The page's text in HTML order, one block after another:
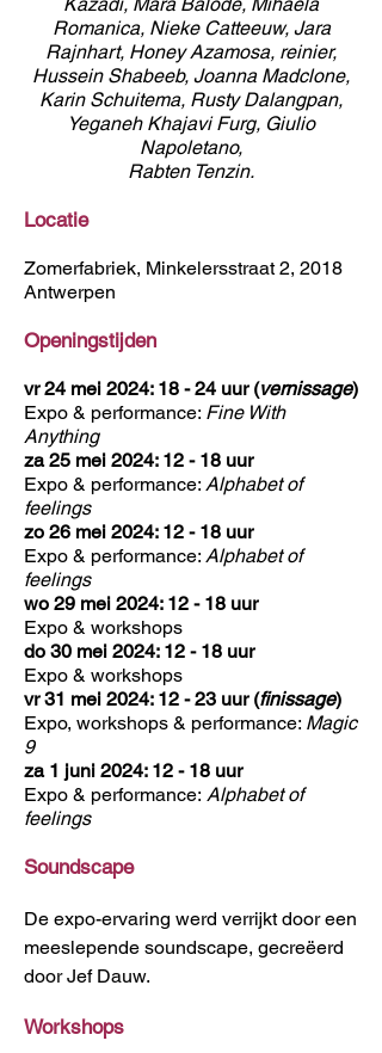
Romanica, Nieke Catteeuw, Jara
Rajnhart, Honey Azamosa, reinier,
Hussein Shabeeb, Joanna Madclone,
Karin Schuitema, Rusty Dalangpan,
Yeganeh Khajavi Furg, Giulio
Napoletano,
Rabten Tenzin.
Locatie
Zomerfabriek, Minkelersstraat 2, 2018
Antwerpen
Openingstijden
vr 24 mei 2024: 18 - 24 uur (vernissage)
Expo & performance: Fine With
Anything
za 25 mei 2024: 12 - 18 uur
Expo & performance: Alphabet of
feelings
zo 26 mei 2024: 12 - 18 uur
Expo & performance: Alphabet of
feelings
wo 29 mei 2024: 12 - 18 uur
Expo & workshops
do 30 mei 2024: 12 - 18 uur
Expo & workshops
vr 31 mei 2024: 12 - 23 uur (finissage)
Expo, workshops & performance: Magic
9
za 1 juni 2024: 12 - 18 uur
Expo & performance: Alphabet of
feelings
Soundscape
​De expo-ervaring werd verrijkt door een
meeslepende soundscape, gecreëerd
door Jef Dauw.
Workshops